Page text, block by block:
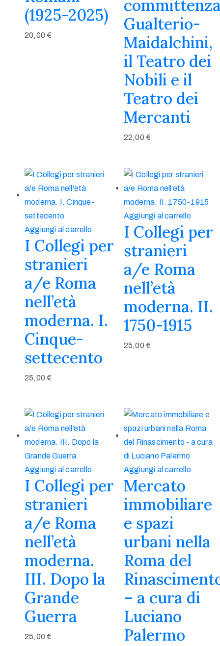
(1925-2025)
20,00 €
Gualterio-
Maidalchini,
il Teatro dei
Nobili e il
Teatro dei
Mercanti
22,00 €
Aggiungi al carrello
I Collegi per
stranieri
a/e Roma
nell’età
moderna. I.
Cinque-
settecento
25,00 €
Aggiungi al carrello
I Collegi per
stranieri
a/e Roma
nell’età
moderna. II.
1750-1915
25,00 €
Aggiungi al carrello
I Collegi per
stranieri
a/e Roma
nell’età
moderna.
III. Dopo la
Grande
Guerra
25,00 €
Aggiungi al carrello
Mercato
immobiliare
e spazi
urbani nella
Roma del
– a cura di
Luciano
Palermo